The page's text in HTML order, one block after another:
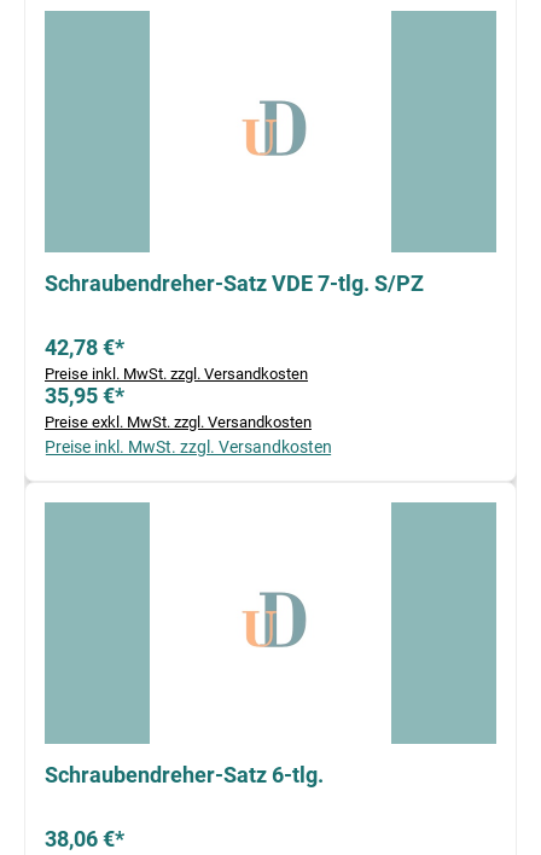
Schraubendreher-Satz VDE 7-tlg. S/PZ
42,78 €*
Preise inkl. MwSt. zzgl. Versandkosten
35,95 €*
Preise exkl. MwSt. zzgl. Versandkosten
Preise inkl. MwSt. zzgl. Versandkosten
Schraubendreher-Satz 6-tlg.
38,06 €*